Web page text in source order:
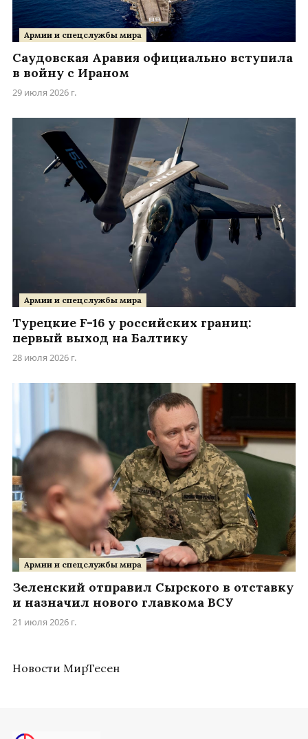
Армии и спецслужбы мира
Саудовская Аравия официально вступила
в войну с Ираном
29 июля 2026 г.
Армии и спецслужбы мира
Турецкие F-16 у российских границ:
первый выход на Балтику
28 июля 2026 г.
Армии и спецслужбы мира
Зеленский отправил Сырского в отставку
и назначил нового главкома ВСУ
21 июля 2026 г.
Новости МирТесен